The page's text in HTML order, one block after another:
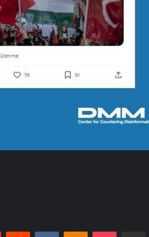
PinterestReddit VKontakteOdnoklassniki
Pocket